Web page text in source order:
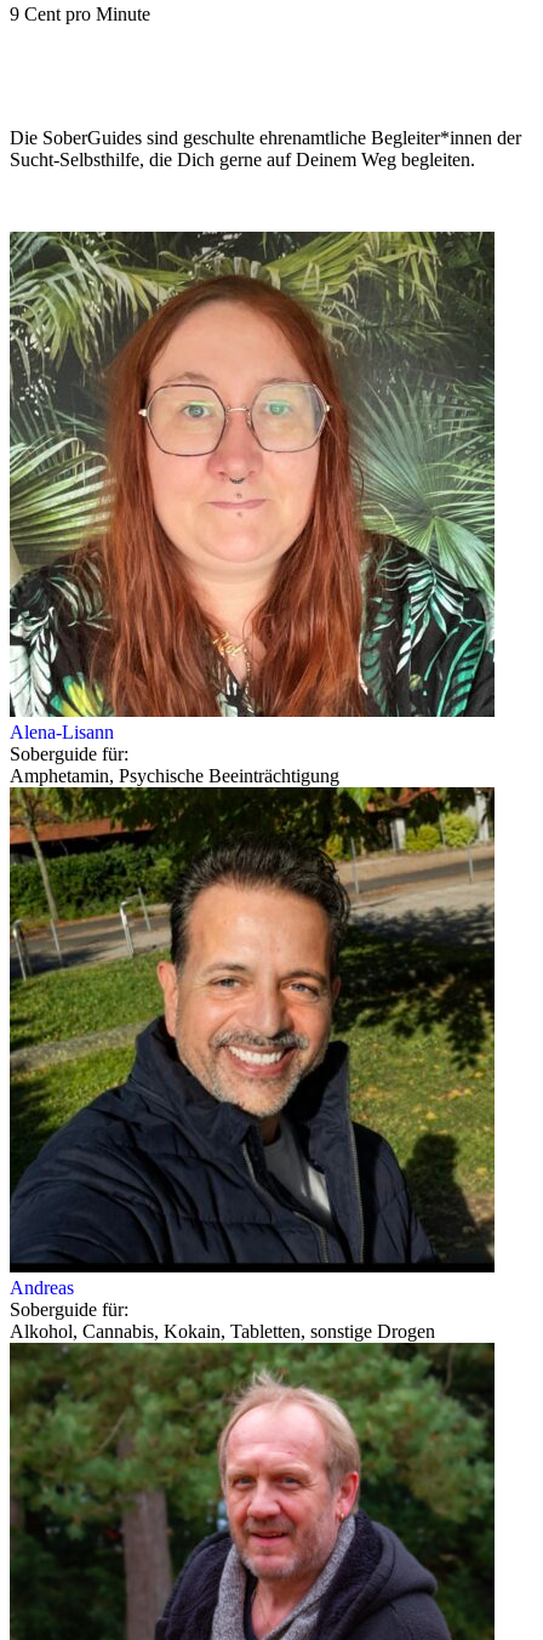
9 Cent pro Minute
Die SoberGuides sind geschulte ehrenamtliche Begleiter*innen der
Sucht-Selbsthilfe, die Dich gerne auf Deinem Weg begleiten.
Alena-Lisann
Soberguide für:
Amphetamin, Psychische Beeinträchtigung
Andreas
Soberguide für:
Alkohol, Cannabis, Kokain, Tabletten, sonstige Drogen